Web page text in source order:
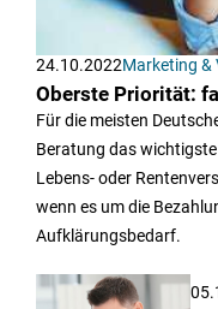
24.10.2022Marketing &
Oberste Priorität:
Für die meisten
Beratung das
Lebens- oder
wenn es um die
Aufklärungsbedarf.